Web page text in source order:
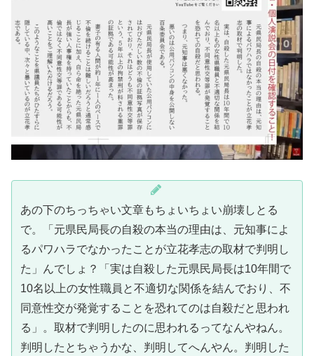
あの下のちっちゃい文章もちょいちょい崩壊しとる
で。「元県民局長の自殺の本当の理由は、元知事によ
るパワハラでなかったことが立花孝志の取材で判明し
た」んでしょ？「実は自殺した元県民局長は10年間で
10名以上の女性職員と不適切な関係を結んでおり、不
同意性交が発覚することを恐れてのは自殺だと思われ
る」。取材で判明したのに思われるってなんやねん。
判明したとちゃうかな、判明してへんやん。判明した